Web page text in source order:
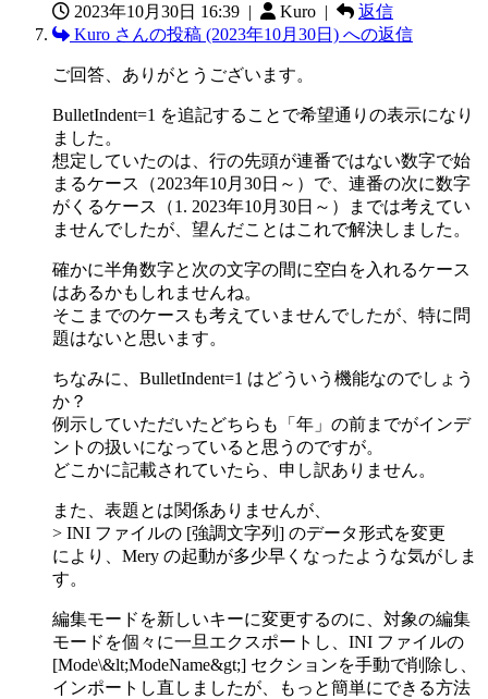
2023年10月30日 16:39 | Kuro |
返信
Kuro さんの投稿 (2023年10月30日) への返信
ご回答、ありがとうございます。
BulletIndent=1 を追記することで希望通りの表示になり
ました。
想定していたのは、行の先頭が連番ではない数字で始
まるケース（2023年10月30日～）で、連番の次に数字
がくるケース（1. 2023年10月30日～）までは考えてい
ませんでしたが、望んだことはこれで解決しました。
確かに半角数字と次の文字の間に空白を入れるケース
はあるかもしれませんね。
そこまでのケースも考えていませんでしたが、特に問
題はないと思います。
ちなみに、BulletIndent=1 はどういう機能なのでしょう
か？
例示していただいたどちらも「年」の前までがインデ
ントの扱いになっていると思うのですが。
どこかに記載されていたら、申し訳ありません。
また、表題とは関係ありませんが、
> INI ファイルの [強調文字列] のデータ形式を変更
により、Mery の起動が多少早くなったような気がしま
す。
編集モードを新しいキーに変更するのに、対象の編集
モードを個々に一旦エクスポートし、INI ファイルの
[Mode\&lt;ModeName&gt;] セクションを手動で削除し、
インポートし直しましたが、もっと簡単にできる方法